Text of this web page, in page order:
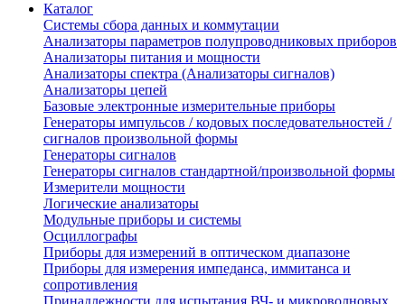
Каталог
Cистемы сбора данных и коммутации
Анализаторы параметров полупроводниковых приборов
Анализаторы питания и мощности
Анализаторы спектра (Анализаторы сигналов)
Анализаторы цепей
Базовые электронные измерительные приборы
Генераторы импульсов / кодовых последовательностей /
сигналов произвольной формы
Генераторы сигналов
Генераторы сигналов стандартной/произвольной формы
Измерители мощности
Логические анализаторы
Модульные приборы и системы
Осциллографы
Приборы для измерений в оптическом диапазоне
Приборы для измерения импеданса, иммитанса и
сопротивления
Принадлежности для испытания ВЧ- и микроволновых